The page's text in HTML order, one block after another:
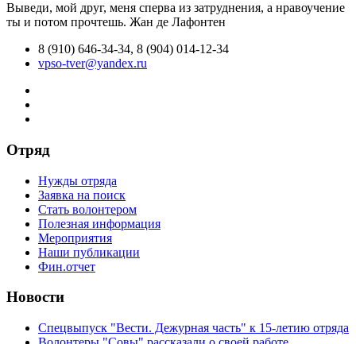
Выведи, мой друг, меня сперва из затруднения, а нравоучение
ты и потом прочтешь. Жан де Лафонтен
8 (910) 646-34-34, 8 (904) 014-12-34
vpso-tver@yandex.ru
Отряд
Нужды отряда
Заявка на поиск
Стать волонтером
Полезная информация
Мероприятия
Наши публикации
Фин.отчет
Новости
Спецвыпуск "Вести. Дежурная часть" к 15-летию отряда